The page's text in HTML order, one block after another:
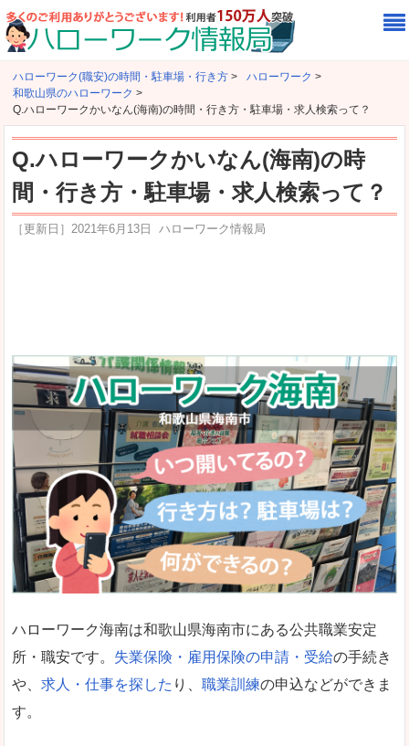
ハローワーク(職安)の時間・駐車場・行き方 > ハローワーク >
和歌山県のハローワーク >
Q.ハローワークかいなん(海南)の時間・行き方・駐車場・求人検索って？
Q.ハローワークかいなん(海南)の時
間・行き方・駐車場・求人検索って？
［更新日］ 2021年6月13日 ハローワーク情報局
ハローワーク海南は和歌山県海南市にある公共職業安定
所・職安です。 失業保険・雇用保険の申請・受給の手続き
や、 求人・仕事を探した り、 職業訓練の申込などができま
す。